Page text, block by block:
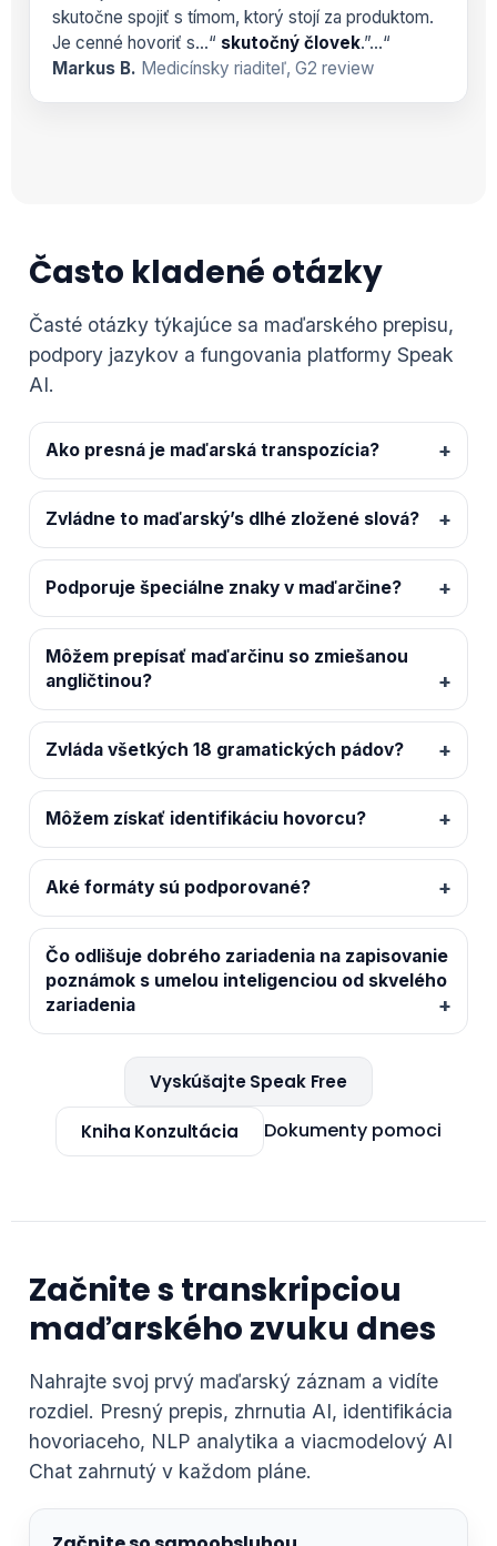
skutočne spojiť s tímom, ktorý stojí za produktom.
Je cenné hovoriť s...“ skutočný človek.”...“
Markus B. Medicínsky riaditeľ, G2 review
Často kladené otázky
Časté otázky týkajúce sa maďarského prepisu,
podpory jazykov a fungovania platformy Speak
AI.
Ako presná je maďarská transpozícia?
Zvládne to maďarský’s dlhé zložené slová?
Podporuje špeciálne znaky v maďarčine?
Môžem prepísať maďarčinu so zmiešanou
angličtinou?
Zvláda všetkých 18 gramatických pádov?
Môžem získať identifikáciu hovorcu?
Aké formáty sú podporované?
Čo odlišuje dobrého zariadenia na zapisovanie
poznámok s umelou inteligenciou od skvelého
zariadenia
Vyskúšajte Speak Free
Kniha Konzultácia Dokumenty pomoci
Začnite s transkripciou
maďarského zvuku dnes
Nahrajte svoj prvý maďarský záznam a vidíte
rozdiel. Presný prepis, zhrnutia AI, identifikácia
hovoriaceho, NLP analytika a viacmodelový AI
Chat zahrnutý v každom pláne.